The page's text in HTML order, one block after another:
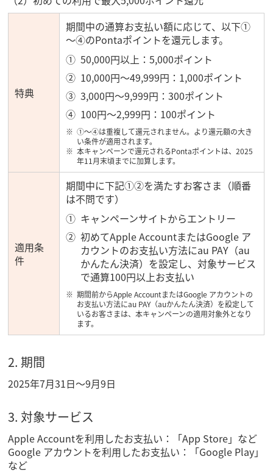
特典
期間中の通算お支払い額に応じて、以下①
～④のPontaポイントを還元します。
50,000円以上：5,000ポイント
10,000円～49,999円：1,000ポイント
3,000円～9,999円：300ポイント
100円～2,999円：100ポイント
①～④は重複して還元されません。より還元額の大き
い条件が適用されます。
本キャンペーンで還元されるPontaポイントは、2025
年11月末頃までに加算します。
適用条
件
期間中に下記①②を満たすお客さま（順番
は不問です）
キャンペーンサイトからエントリー
初めてApple AccountまたはGoogle ア
カウントのお支払い方法にau PAY（au
かんたん決済）を設定し、対象サービス
で通算100円以上お支払い
期間前からApple AccountまたはGoogle アカウントの
お支払い方法にau PAY（auかんたん決済）を設定して
いるお客さまは、本キャンペーンの適用対象外となり
ます。
2. 期間
2025年7月31日～9月9日
3. 対象サービス
Apple Accountを利用したお支払い：「App Store」など
Google アカウントを利用したお支払い：「Google Play」
など